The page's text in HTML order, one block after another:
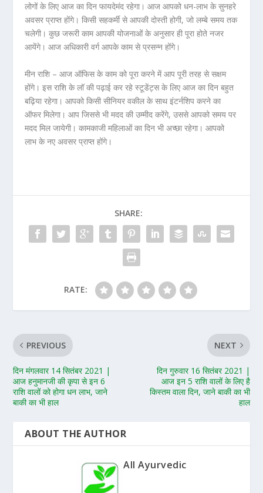
लोगों के लिए आज का दिन फायदेमंद रहेगा। आज आपको धन-लाभ के सुनहरे
अवसर प्राप्त होंगे। किसी सहकर्मी से आपकी दोस्ती होगी, जो लम्बे समय तक
चलेगी। कुछ जरूरी काम आपकी योजनाओं के अनुसार ही पूरा होते नजर
आयेंगे। आज अधिकारी वर्ग आपके काम से प्रसन्न होंगे।
मीन राशि – आज ऑफिस के काम को पूरा करने में आप पूरी तरह से सक्षम
होंगे। इस राशि के लॉ की पढ़ाई कर रहे स्टूडेंट्स के लिए आज का दिन बहुत
बढ़िया रहेगा। आपको किसी सीनियर वकील के साथ इंटर्नशिप करने का
ऑफर मिलेगा। आप जिससे भी मदद की उम्मीद करेंगे, उससे आपको समय पर
मदद मिल जायेगी। कामकाजी महिलाओं का दिन भी अच्छा रहेगा। आपको
लाभ के नए अवसर प्राप्त होंगे।
SHARE:
RATE:
PREVIOUS
दिन मंगलवार 14 सितंबर 2021 |
आज हनुमानजी की कृपा से इन 6
राशि वालों को होगा धन लाभ, जाने
बाकी का भी हाल
NEXT
दिन गुरुवार 16 सितंबर 2021 |
आज इन 5 राशि वालों के लिए है
किस्तम वाला दिन, जाने बाकी का भी
हाल
ABOUT THE AUTHOR
All Ayurvedic